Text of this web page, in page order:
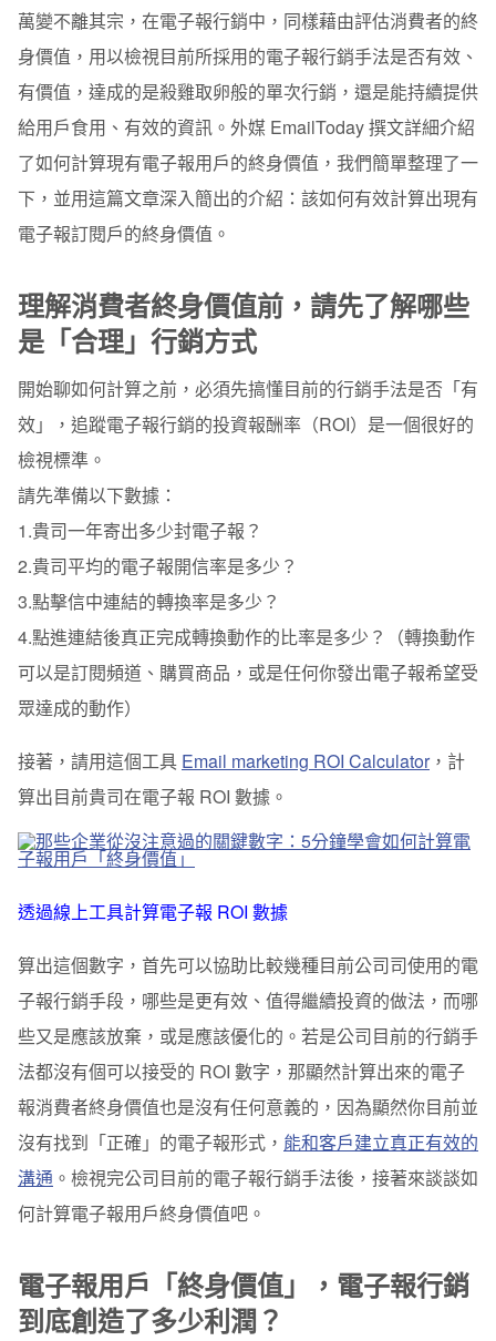
萬變不離其宗，在電子報行銷中，同樣藉由評估消費者的終
身價值，用以檢視目前所採用的電子報行銷手法是否有效、
有價值，達成的是殺雞取卵般的單次行銷，還是能持續提供
給用戶食用、有效的資訊。 外媒 EmailToday 撰文詳細介紹
了如何計算現有電子報用戶的終身價值，我們簡單整理了一
下，並用這篇文章深入簡出的介紹：該如何有效計算出現有
電子報訂閱戶的終身價值。
理解消費者終身價值前，請先了解哪些
是「合理」行銷方式
開始聊如何計算之前，必須先搞懂目前的行銷手法是否「有
效」，追蹤電子報行銷的投資報酬率（ROI）是一個很好的
檢視標準。
請先準備以下數據：
1.貴司一年寄出多少封電子報？
2.貴司平均的電子報開信率是多少？
3.點擊信中連結的轉換率是多少？
4.點進連結後真正完成轉換動作的比率是多少？（轉換動作
可以是訂閱頻道、購買商品，或是任何你發出電子報希望受
眾達成的動作）
接著，請用這個工具 Email marketing ROI Calculator，計
算出目前貴司在電子報 ROI 數據。
透過線上工具計算電子報 ROI 數據
算出這個數字，首先可以協助比較幾種目前公司司使用的電
子報行銷手段，哪些是更有效、值得繼續投資的做法，而哪
些又是應該放棄，或是應該優化的。 若是公司目前的行銷手
法都沒有個可以接受的 ROI 數字，那顯然計算出來的電子
報消費者終身價值也是沒有任何意義的，因為顯然你目前並
沒有找到「正確」的電子報形式， 能和客戶建立真正有效的
溝通 。 檢視完公司目前的電子報行銷手法後，接著來談談如
何計算電子報用戶終身價值吧。
電子報用戶「終身價值」，電子報行銷
到底創造了多少利潤？